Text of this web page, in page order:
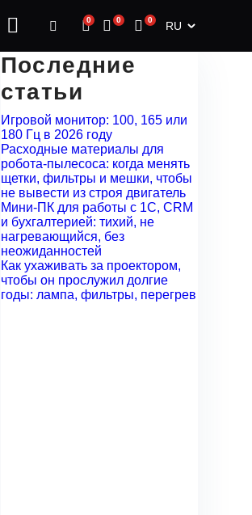
0 0 0 RU
Последние
статьи
Игровой монитор: 100, 165 или
180 Гц в 2026 году
Расходные материалы для
робота-пылесоса: когда менять
щетки, фильтры и мешки, чтобы
не вывести из строя двигатель
Мини-ПК для работы с 1С, CRM
и бухгалтерией: тихий, не
нагревающийся, без
неожиданностей
Как ухаживать за проектором,
чтобы он прослужил долгие
годы: лампа, фильтры, перегрев